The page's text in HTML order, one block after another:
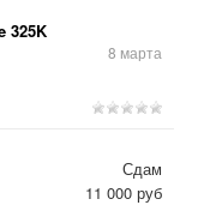
325K
8 марта
Сдам
11 000 руб